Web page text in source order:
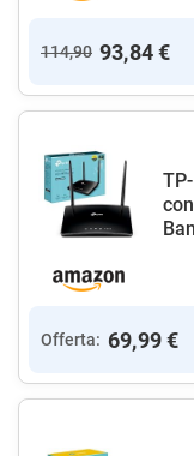
114,90 93,84 €
Offerta: 69,99 €